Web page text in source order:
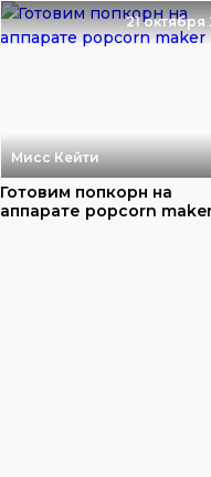
21 октября
Мисс Кейти
Готовим попкорн на
аппарате popcorn